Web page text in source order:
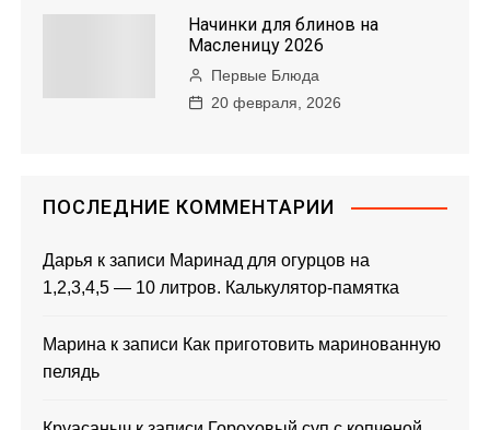
Начинки для блинов на
Масленицу 2026
Первые Блюда
20 февраля, 2026
ПОСЛЕДНИЕ КОММЕНТАРИИ
Дарья к записи Маринад для огурцов на
1,2,3,4,5 — 10 литров. Калькулятор-памятка
Марина к записи Как приготовить маринованную
пелядь